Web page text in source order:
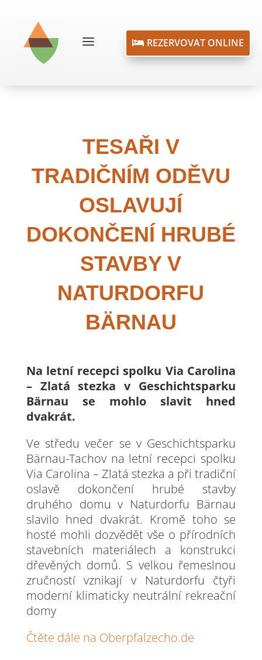
a  REZERVOVAT ONLINE
TESAŘI V
TRADIČNÍM ODĚVU
OSLAVUJÍ
DOKONČENÍ HRUBÉ
STAVBY V
NATURDORFU
BÄRNAU
Na letní recepci spolku Via Carolina
– Zlatá stezka v Geschichtsparku
Bärnau se mohlo slavit hned
dvakrát.
Ve středu večer se v Geschichtsparku
Bärnau-Tachov na letní recepci spolku
Via Carolina – Zlatá stezka a při tradiční
oslavě dokončení hrubé stavby
druhého domu v Naturdorfu Bärnau
slavilo hned dvakrát. Kromě toho se
hosté mohli dozvědět vše o přírodních
stavebních materiálech a konstrukci
dřevěných domů. S velkou řemeslnou
zručností vznikají v Naturdorfu čtyři
moderní klimaticky neutrální rekreační
domy
Čtěte dále na Oberpfalzecho.de